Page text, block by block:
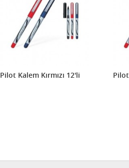
Pilot Kalem Kırmızı 12'li